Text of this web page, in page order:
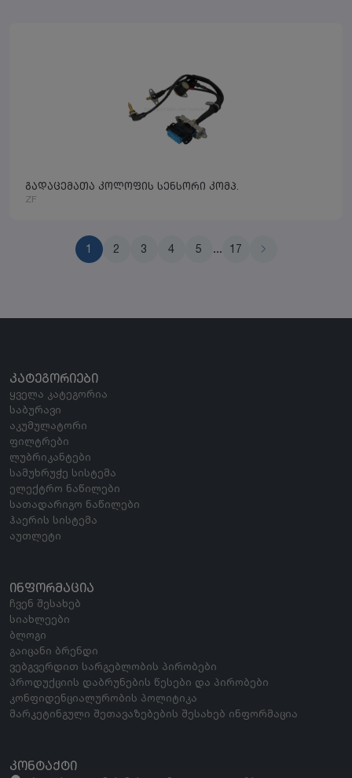
გადაცემათა კოლოფის სენსორი კომპ.
ZF
1 2 3 4 5 ... 17
ᲙᲐᲢᲔᲒᲝᲠᲘᲔᲑᲘ
ყველა კატეგორია
საბურავი
აკუმულატორი
ფილტრები
ლუბრიკანტები
სამუხრუჭე სისტემა
ელექტრო ნაწილები
სათადარიგო ნაწილები
ჰაერის სისტემა
აუთლეტი
ᲘᲜᲤᲝᲠᲛᲐᲪᲘᲐ
ჩვენ შესახებ
სიახლეები
ბლოგი
გაიცანი ბრენდი
ვებგვერდით სარგებლობის პირობები
პროდუქციის დაბრუნების წესები და პირობები
კონფიდენციალურობის პოლიტიკა
მარკეტინგული შეთავაზებების შესახებ ინფორმაცია
ᲙᲝᲜᲢᲐᲥᲢᲘ